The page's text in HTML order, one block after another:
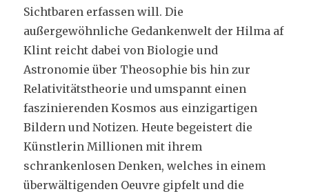
Sichtbaren erfassen will. Die
außergewöhnliche Gedankenwelt der Hilma af
Klint reicht dabei von Biologie und
Astronomie über Theosophie bis hin zur
Relativitätstheorie und umspannt einen
faszinierenden Kosmos aus einzigartigen
Bildern und Notizen. Heute begeistert die
Künstlerin Millionen mit ihrem
schrankenlosen Denken, welches in einem
überwältigenden Oeuvre gipfelt und die